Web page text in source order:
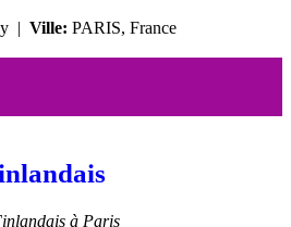
| Ville: PARIS, France
à Paris